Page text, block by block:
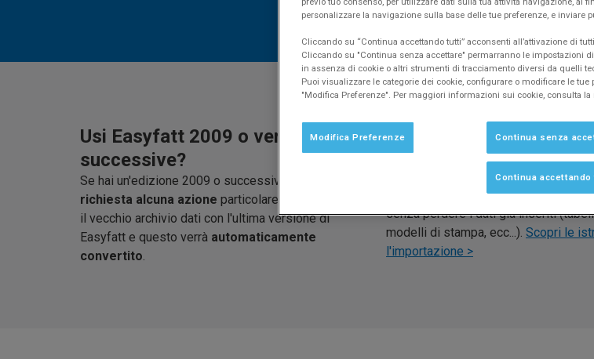
Usi Easyfatt 2009 o versioni
successive?
Se hai un'edizione 2009 o successiva
richiesta alcuna azione particolare, ti basta aprire
il vecchio archivio dati con l'ultima versione di
Easyfatt e questo verrà automaticamente
convertito.
Usi Easyfatt 2006?
La nuova versione di Easyfatt
importare gli archivicreati con la
di continuare ad usare per intero
senza perdere i dati già inseriti
modelli di stampa, ecc...). Scopri le
l'importazione >
personalizzare la navigazione sulla base delle tue preferenze, e inviare
Cliccando su “Continua accettando tutti” acconsenti all’attivazione di
Cliccando su "Continua senza accettare" permarranno le impostazioni
in assenza di cookie o altri strumenti di tracciamento diversi da quelli
Puoi visualizzare le categorie dei cookie, configurare o modificare le
"Modifica Preferenze". Per maggiori informazioni sui cookie, consulta la
Modifica Preferenze Continua senza
Continua